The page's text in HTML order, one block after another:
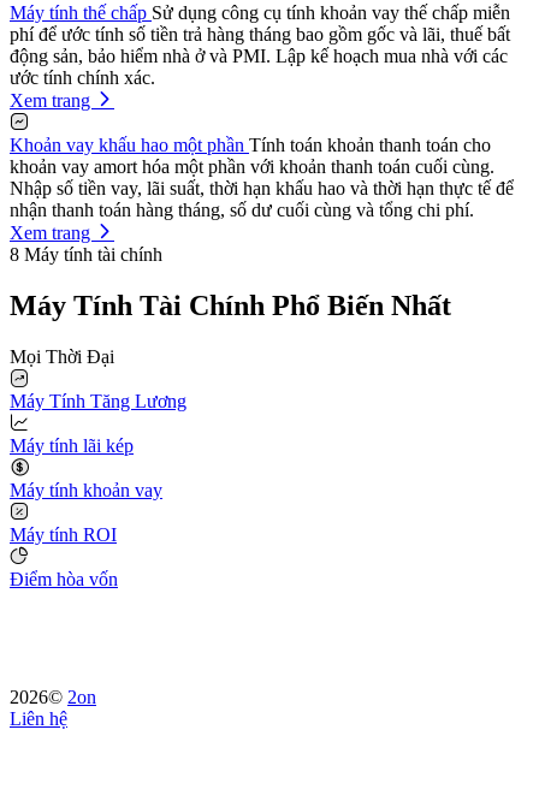
Máy tính thế chấp Sử dụng công cụ tính khoản vay thế chấp miễn
phí để ước tính số tiền trả hàng tháng bao gồm gốc và lãi, thuế bất
động sản, bảo hiểm nhà ở và PMI. Lập kế hoạch mua nhà với các
ước tính chính xác.
Xem trang
Khoản vay khấu hao một phần Tính toán khoản thanh toán cho
khoản vay amort hóa một phần với khoản thanh toán cuối cùng.
Nhập số tiền vay, lãi suất, thời hạn khấu hao và thời hạn thực tế để
nhận thanh toán hàng tháng, số dư cuối cùng và tổng chi phí.
Xem trang
8 Máy tính tài chính
Máy Tính Tài Chính Phổ Biến Nhất
Mọi Thời Đại
Máy Tính Tăng Lương
Máy tính lãi kép
Máy tính khoản vay
Máy tính ROI
Điểm hòa vốn
2026© 2on
Liên hệ